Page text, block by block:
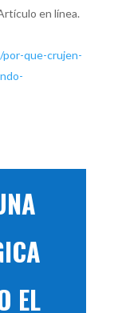
en línea.
que-crujen-
EL